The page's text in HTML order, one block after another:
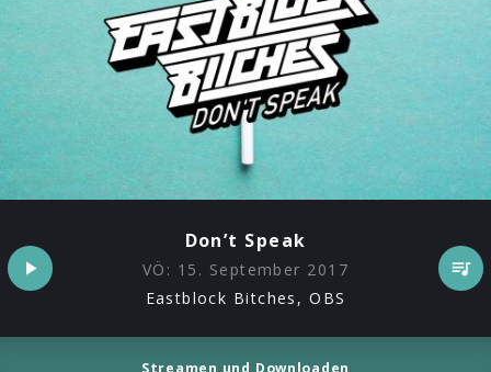
Don’t Speak
VÖ: 15. September 2017
Eastblock Bitches, OBS
Streamen und Downloaden